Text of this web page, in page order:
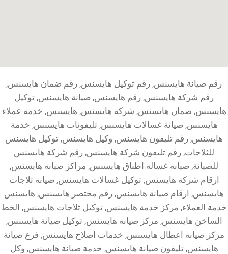
رقم صيانة هايسنس, رقم توكيل هايسنس, رقم ضمان هايسنس,
رقم شركة هايسنس, رقم هايسنس, صيانة هايسنس, توكيل
هايسنس, ضمان هايسنس, شركة هايسنس, هايسنس, خدمة عملاء
هايسنس, صيانة غسالات هايسنس, تليفونات هايسنس, خدمة
هايسنس, رقم تليفون هايسنس, وكيل هايسنس, توكيل هايسنس
للثلاجات, رقم تليفون شركة هايسنس, رقم شركة هايسنس
للصيانة, صيانة غسالة اطباق هايسنس, مراكز صيانة هايسنس,
ارقام شركة هايسنس, توكيل غسالات هايسنس, صيانة ثلاجات
هايسنس, ارقام صيانة هايسنس, رقم مختصر هايسنس, هايسنس
خدمة العملاء, مركز خدمة هايسنس, توكيل ثلاجات هايسنس, الخط
الساخن هايسنس, مركز صيانة هايسنس, توكيل صيانة هايسنس,
مركز صيانة اعطال هايسنس, خدمات اصلاح هايسنس, فرع صيانة
هايسنس, تليفون صيانة هايسنس, خدمة صيانة هايسنس, وكل